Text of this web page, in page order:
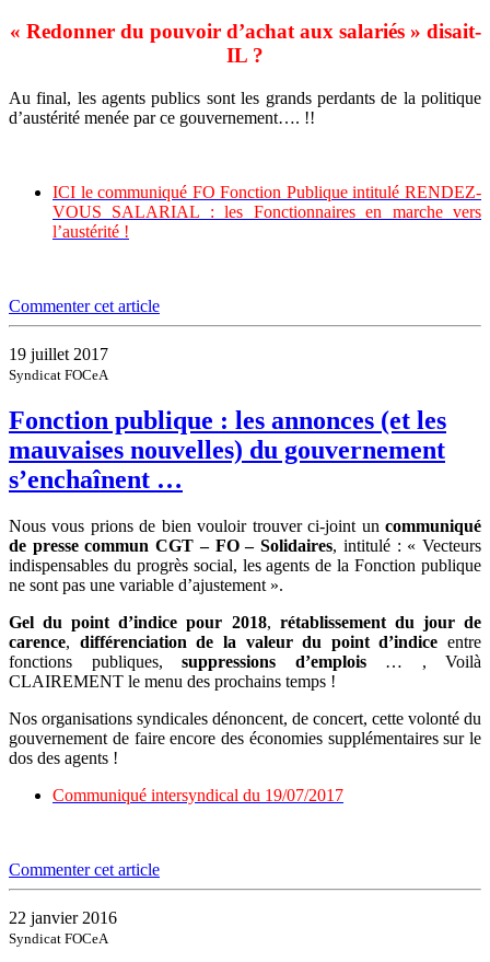
« Redonner du pouvoir d’achat aux salariés » disait-
IL ?
Au final, les agents publics sont les grands perdants de la politique
d’austérité menée par ce gouvernement…. !!
ICI le communiqué FO Fonction Publique intitulé RENDEZ-
VOUS SALARIAL : les Fonctionnaires en marche vers
l’austérité !
Commenter cet article
19 juillet 2017
Syndicat FOCeA
Fonction publique : les annonces (et les
mauvaises nouvelles) du gouvernement
s’enchaînent …
Nous vous prions de bien vouloir trouver ci-joint un communiqué
de presse commun CGT – FO – Solidaires, intitulé : « Vecteurs
indispensables du progrès social, les agents de la Fonction publique
ne sont pas une variable d’ajustement ».
Gel du point d’indice pour 2018, rétablissement du jour de
carence, différenciation de la valeur du point d’indice entre
fonctions publiques, suppressions d’emplois… , Voilà
CLAIREMENT le menu des prochains temps !
Nos organisations syndicales dénoncent, de concert, cette volonté du
gouvernement de faire encore des économies supplémentaires sur le
dos des agents !
Communiqué intersyndical du 19/07/2017
Commenter cet article
22 janvier 2016
Syndicat FOCeA